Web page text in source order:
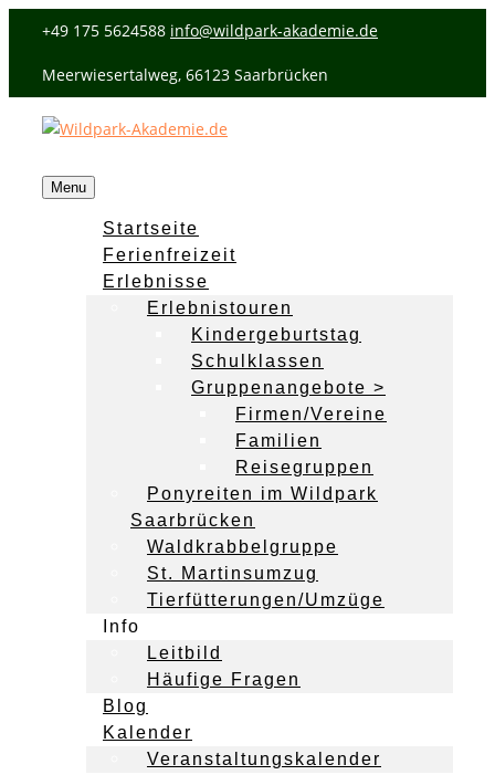
+49 175 5624588 info@wildpark-akademie.de
Meerwiesertalweg, 66123 Saarbrücken
Menu
Startseite
Ferienfreizeit
Erlebnisse
Erlebnistouren
Kindergeburtstag
Schulklassen
Gruppenangebote >
Firmen/Vereine
Familien
Reisegruppen
Ponyreiten im Wildpark
Saarbrücken
Waldkrabbelgruppe
St. Martinsumzug
Tierfütterungen/Umzüge
Info
Leitbild
Häufige Fragen
Blog
Kalender
Veranstaltungskalender